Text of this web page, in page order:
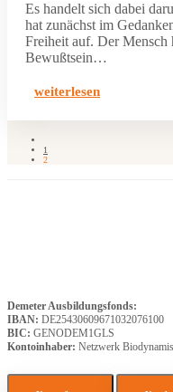
Es handelt sich dabei
hat zunächst im
Freiheit auf. Der Mensch
Bewußtsein…
weiterlesen
1
2
Demeter Ausbildungsfonds:
IBAN: DE25430609671032076100
BIC: GENODEM1GLS
Kontoinhaber: Netzwerk